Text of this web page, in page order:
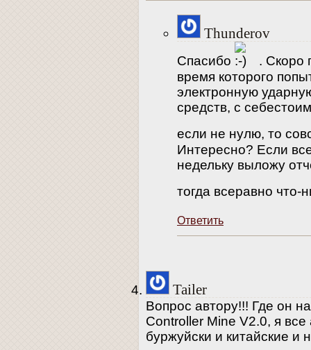
Thunderov
Спасибо
. Скоро
время которого
электронную
средств, с
если не нулю, то
Интересно? Если
недельку выложу
тогда всеравно
Ответить
Tailer
Вопрос автору!!! Где он
Controller Mine V2.0, я
буржуйски и китайские и